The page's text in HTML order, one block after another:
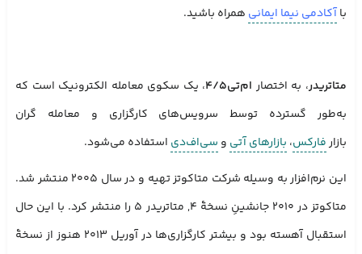
باآکادمی نیما ایمانی همراه باشید.
متاتریدر، به اختصار ام‌تی۴/۵
، یک سکوی معامله الکترونیک است که
به‌طور گسترده توسط سرویس‌های کارگزاری و معامله گران
بازارفارکس، بازارهای آتی و سی‌اف‌دی استفاده می‌شود.
این نرم‌افزار به وسیله شرکت متاکوتز تهیه و در سال ۲۰۰۵ منتشر شد.
متاکوتز در ۲۰۱۰ جانشینِ نسخهٔ ۴, متاتریدر ۵ را منتشر کرد. با این حال
استقبال آهسته بود و بیشتر کارگزاری‌ها در آوریل ۲۰۱۳ هنوز از نسخهٔ